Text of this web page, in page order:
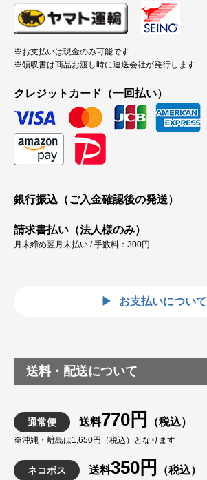
※お支払いは現金のみ可能です
※領収書は商品お渡し時に運送会社が発行します
クレジットカード（一回払い）
銀行振込（ご入金確認後の発送）
請求書払い（法人様のみ）
月末締め翌月末払い / 手数料：300円
お支払いについて
送料・配送について
通常便 送料770円 （税込）
※沖縄・離島は1,650円（税込）となります
ネコポス 送料350円 （税込）